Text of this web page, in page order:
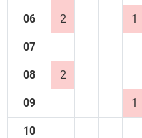
06 2 1
07
08 2
09 1
10